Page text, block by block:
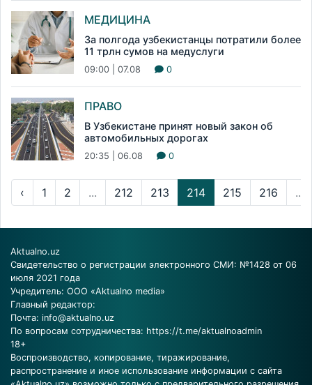
МЕДИЦИНА
За полгода узбекистанцы потратили более
11 трлн сумов на медуслуги
09:00 | 07.08 0
ПРАВО
В Узбекистане принят новый закон об
автомобильных дорогах
20:35 | 06.08 0
‹ 1 2 ... 212 213 214 215 216 ...
Aktualno.uz
Свидетельство о регистрации электронного СМИ: №1428 от 06
июля 2021 года
Учредитель: ООО «Aktualno media»
Главный редактор:
Почта: info@aktualno.uz
По вопросам сотрудничества: https://t.me/aktualnoadmin
18+
Воспроизводство, копирование, тиражирование,
распространение и иное использование информации с сайта